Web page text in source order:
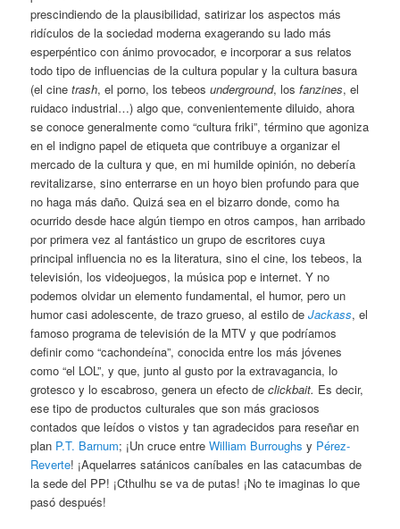
prescindiendo de la plausibilidad, satirizar los aspectos más
ridículos de la sociedad moderna exagerando su lado más
esperpéntico con ánimo provocador, e incorporar a sus relatos
todo tipo de influencias de la cultura popular y la cultura basura
(el cinetrash, el porno, los tebeosunderground, losfanzines, el
ruidaco industrial…) algo que, convenientemente diluido, ahora
se conoce generalmente como “cultura friki”, término que agoniza
en el indigno papel de etiqueta que contribuye a organizar el
mercado de la cultura y que, en mi humilde opinión, no debería
revitalizarse, sino enterrarse en un hoyo bien profundo para que
no haga más daño. Quizá sea en el bizarro donde, como ha
ocurrido desde hace algún tiempo en otros campos, han arribado
por primera vez al fantástico un grupo de escritores cuya
principal influencia no es la literatura, sino el cine, los tebeos, la
televisión, los videojuegos, la música pop e internet. Y no
podemos olvidar un elemento fundamental, el humor, pero un
humor casi adolescente, de trazo grueso, al estilo deJackass, el
famoso programa de televisión de la MTV y que podríamos
definir como “cachondeína”, conocida entre los más jóvenes
como “el LOL”, y que, junto al gusto por la extravagancia, lo
grotesco y lo escabroso, genera un efecto declickbait. Es decir,
ese tipo de productos culturales que son más graciosos
contados que leídos o vistos y tan agradecidos para reseñar en
plan P.T. Barnum; ¡Un cruce entreWilliam Burroughs y Pérez-
Reverte! ¡Aquelarres satánicos caníbales en las catacumbas de
la sede del PP! ¡Cthulhu se va de putas! ¡No te imaginas lo que
pasó después!